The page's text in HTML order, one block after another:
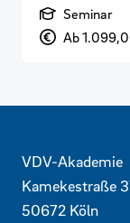
Art derSeminar
PreisAb
VDV-Akademie
Kamekestraße
50672 Köln